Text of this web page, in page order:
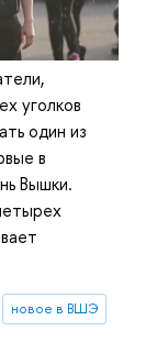
уголков
один из
в
Вышки.
новое в ВШЭ